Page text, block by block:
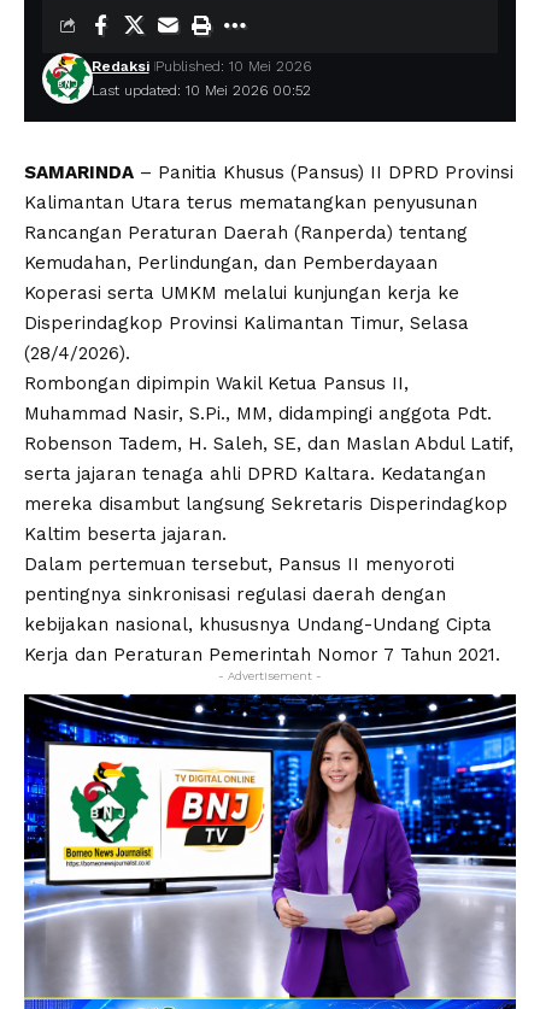
Last updated: 10 Mei 2026 00:52
Redaksi Published: 10 Mei 2026
SAMARINDA – Panitia Khusus (Pansus) II DPRD Provinsi
Kalimantan Utara terus mematangkan penyusunan
Rancangan Peraturan Daerah (Ranperda) tentang
Kemudahan, Perlindungan, dan Pemberdayaan
Koperasi serta UMKM melalui kunjungan kerja ke
Disperindagkop Provinsi Kalimantan Timur, Selasa
(28/4/2026).
Rombongan dipimpin Wakil Ketua Pansus II,
Muhammad Nasir, S.Pi., MM, didampingi anggota Pdt.
Robenson Tadem, H. Saleh, SE, dan Maslan Abdul Latif,
serta jajaran tenaga ahli DPRD Kaltara. Kedatangan
mereka disambut langsung Sekretaris Disperindagkop
Kaltim beserta jajaran.
Dalam pertemuan tersebut, Pansus II menyoroti
pentingnya sinkronisasi regulasi daerah dengan
kebijakan nasional, khususnya Undang-Undang Cipta
Kerja dan Peraturan Pemerintah Nomor 7 Tahun 2021.
- Advertisement -